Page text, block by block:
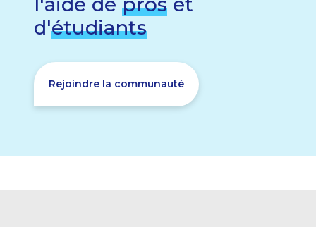
d'étudiants
Rejoindre la communauté